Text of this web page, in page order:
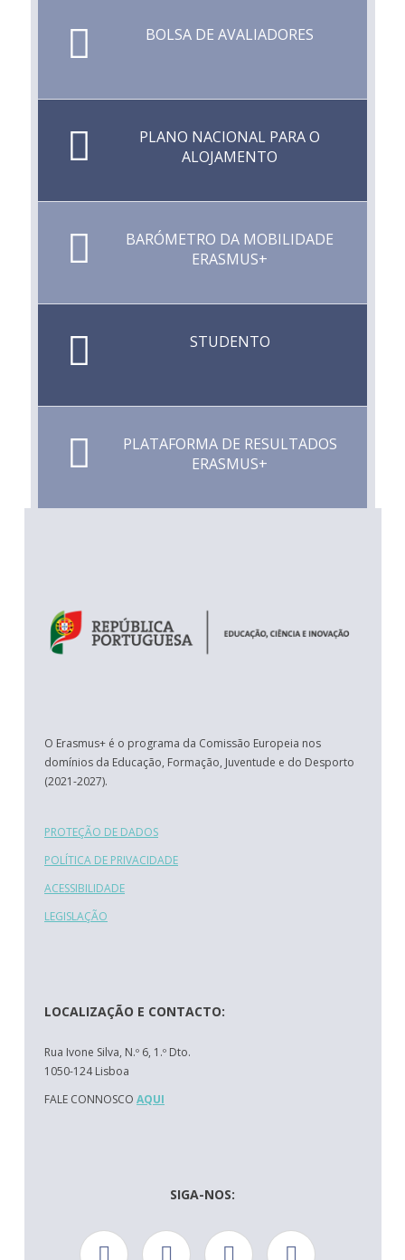
BOLSA DE AVALIADORES
PLANO NACIONAL PARA O
ALOJAMENTO
BARÓMETRO DA MOBILIDADE
ERASMUS+
STUDENTO
PLATAFORMA DE RESULTADOS
ERASMUS+
O Erasmus+ é o programa da Comissão Europeia nos
domínios da Educação, Formação, Juventude e do Desporto
(2021-2027).
PROTEÇÃO DE DADOS
POLÍTICA DE PRIVACIDADE
ACESSIBILIDADE
LEGISLAÇÃO
LOCALIZAÇÃO E CONTACTO:
Rua Ivone Silva, N.º 6, 1.º Dto.
1050-124 Lisboa
FALE CONNOSCO AQUI
SIGA-NOS: